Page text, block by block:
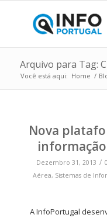
Arquivo para Tag:
Você está aqui: Home /
Nova
Dezembro 31, 2013 /
Aérea, Sistemas de
A InfoPortugal